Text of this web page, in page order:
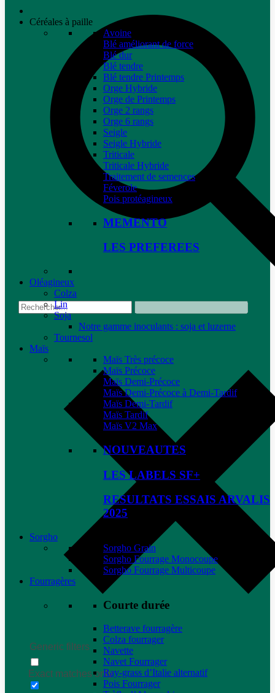
Generic filters
Exact matches only
Céréales à paille
Avoine
Blé améliorant de force
Blé dur
Blé tendre
Blé tendre Printemps
Orge Hybride
Orge de Printemps
Orge 2 rangs
Orge 6 rangs
Seigle
Seigle Hybride
Triticale
Triticale Hybride
Traitement de semences
Féverole
Pois protéagineux
MEMENTO
LES PREFEREES
Oléagineux
Colza
Lin
Soja
Notre gamme inoculants : soja et luzerne
Tournesol
Maïs
Maïs Très précoce
Maïs Précoce
Maïs Demi-Précoce
Maïs Demi-Précoce à Demi-Tardif
Maïs Demi-Tardif
Maïs Tardif
Maïs V2 Max
NOUVEAUTES
LES LABELS SF+
RESULTATS ESSAIS ARVALIS
2025
Sorgho
Sorgho Grain
Sorgho Fourrage Monocoupe
Sorgho Fourrage Multicoupe
Fourragères
Courte durée
Betterave fourragère
Colza fourrager
Navette
Navet Fourrager
Ray-grass d’Italie alternatif
Pois Fourrager